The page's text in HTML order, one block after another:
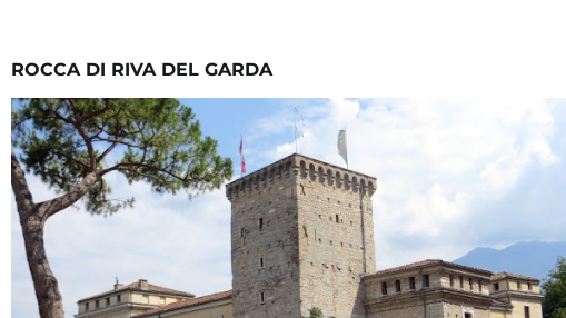
ROCCA DI RIVA DEL GARDA